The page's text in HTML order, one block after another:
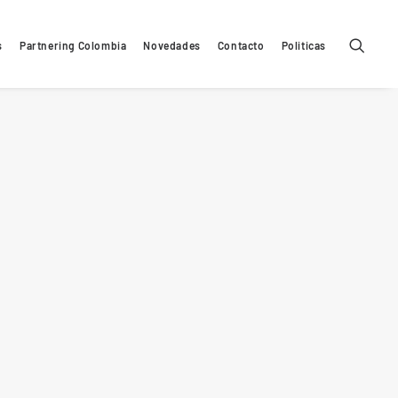
Partnering Colombia Novedades Contacto Politicas